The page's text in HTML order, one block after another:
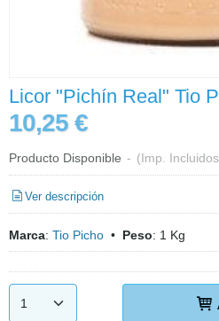
Licor "Pichín Real" Tio
10,25 €
Producto Disponible - (Imp.
Ver descripción
Marca: Tio Picho • Peso: 1 Kg